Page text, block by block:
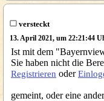
versteckt
13. April 2021, um 22:21:44
Ist mit dem
Sie haben nicht die
Registrieren oder
gemeint, oder eine